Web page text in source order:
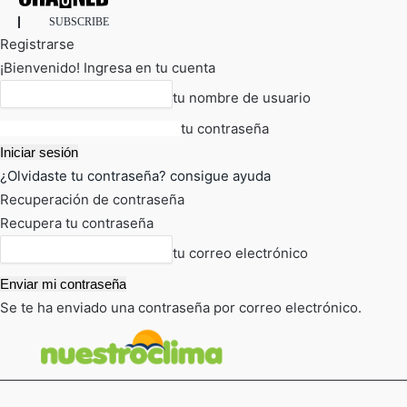
SUBSCRIBE
Registrarse
¡Bienvenido! Ingresa en tu cuenta
tu nombre de usuario
tu contraseña
¿Olvidaste tu contraseña? consigue ayuda
Recuperación de contraseña
Recupera tu contraseña
tu correo electrónico
Se te ha enviado una contraseña por correo electrónico.